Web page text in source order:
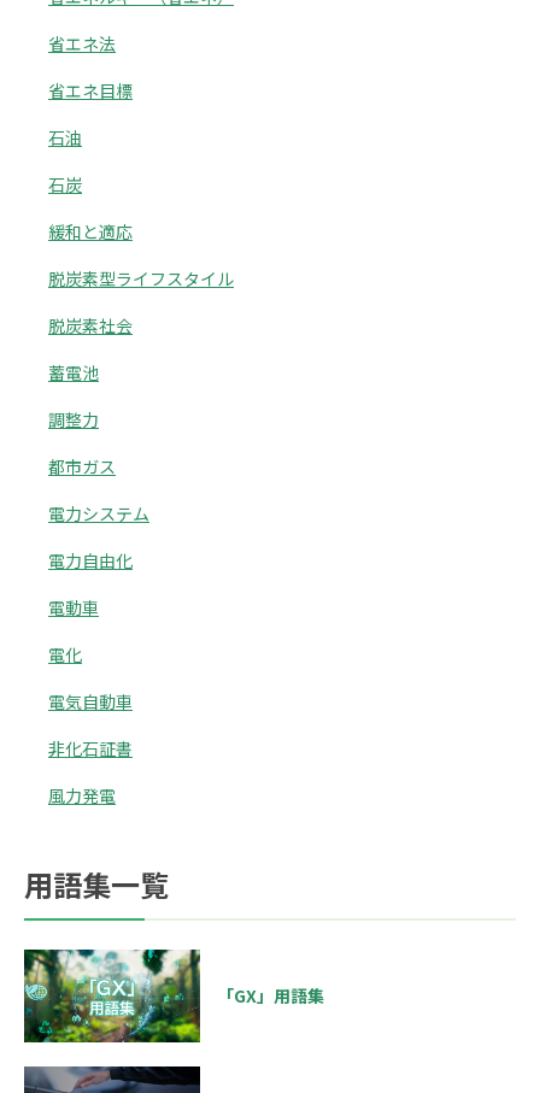
省エネ法
省エネ目標
石油
石炭
緩和と適応
脱炭素型ライフスタイル
脱炭素社会
蓄電池
調整力
都市ガス
電力システム
電力自由化
電動車
電化
電気自動車
非化石証書
風力発電
用語集一覧
「GX」用語集